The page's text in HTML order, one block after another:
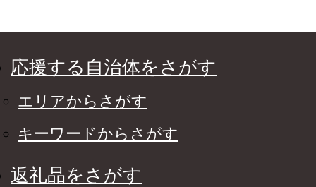
応援する自治体をさがす
エリアからさがす
キーワードからさがす
返礼品をさがす